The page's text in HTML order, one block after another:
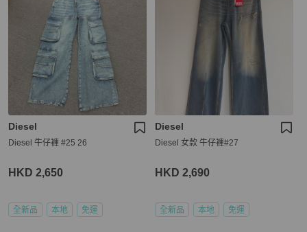
Diesel
Diesel 牛仔褲 #25 26
HKD 2,650
全新品 本地 免運
Diesel
Diesel 女款 牛仔褲#27
HKD 2,690
全新品 本地 免運